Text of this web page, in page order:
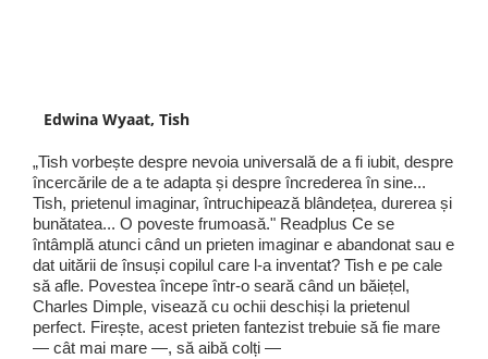
Edwina Wyaat, Tish
„Tish vorbește despre nevoia universală de a fi iubit, despre
încercările de a te adapta și despre încrederea în sine...
Tish, prietenul imaginar, întruchipează blândețea, durerea și
bunătatea... O poveste frumoasă." Readplus Ce se
întâmplă atunci când un prieten imaginar e abandonat sau e
dat uitării de însuși copilul care l-a inventat? Tish e pe cale
să afle. Povestea începe într-o seară când un băiețel,
Charles Dimple, visează cu ochii deschiși la prietenul
perfect. Firește, acest prieten fantezist trebuie să fie mare
— cât mai mare —, să aibă colți —